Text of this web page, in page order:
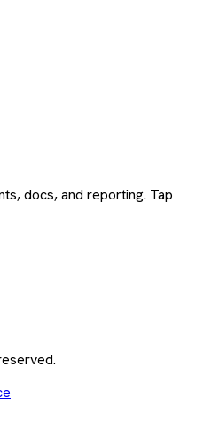
docs, and reporting. Tap